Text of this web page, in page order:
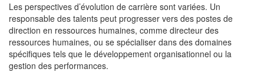
Les perspectives d’évolution de carrière sont variées. Un
responsable des talents peut progresser vers des postes de
direction en ressources humaines, comme directeur des
ressources humaines, ou se spécialiser dans des domaines
spécifiques tels que le développement organisationnel ou la
gestion des performances.